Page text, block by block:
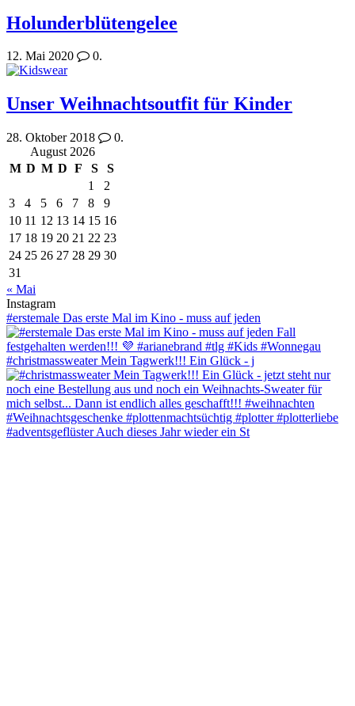
Holunderblütengelee
12. Mai 2020 0.
Unser Weihnachtsoutfit für Kinder
28. Oktober 2018
0.
August 2026
M D M D F S
S
1
2
3
4 5 6 7 8
9
10 11 12 13 14 15 16
17 18 19 20 21 22 23
24 25 26 27 28 29 30
31
« Mai
Instagram
#erstemale Das erste Mal im Kino - muss auf jeden
#christmassweater Mein Tagwerk!!! Ein Glück - j
#adventsgeflüster Auch dieses Jahr wieder ein St